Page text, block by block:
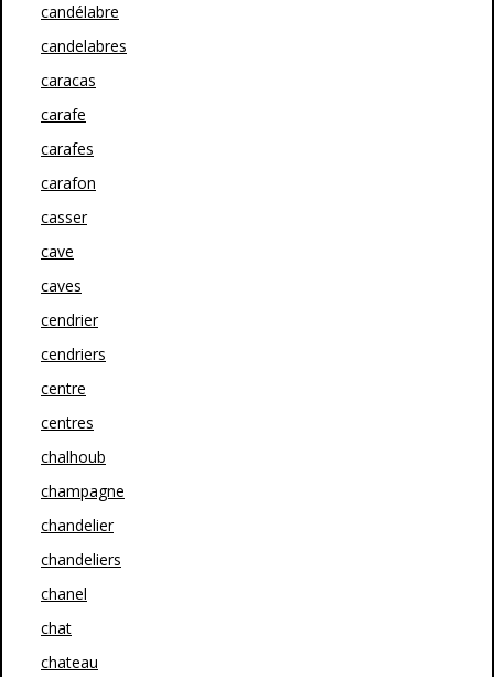
candélabre
candelabres
caracas
carafe
carafes
carafon
casser
cave
caves
cendrier
cendriers
centre
centres
chalhoub
champagne
chandelier
chandeliers
chanel
chat
chateau